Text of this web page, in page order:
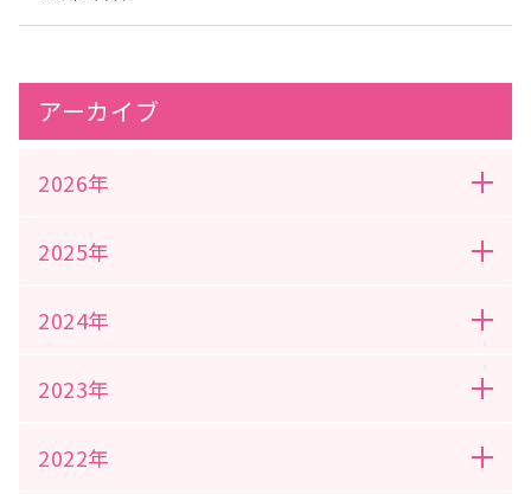
アーカイブ
2026年
2025年
2024年
2023年
2022年